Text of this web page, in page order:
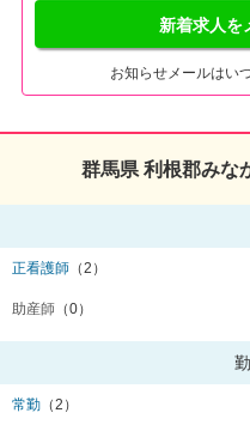
新着求人を
お知らせメールはい
群馬県 利根郡みな
正看護師 （2）
助産師 （0）
常勤 （2）